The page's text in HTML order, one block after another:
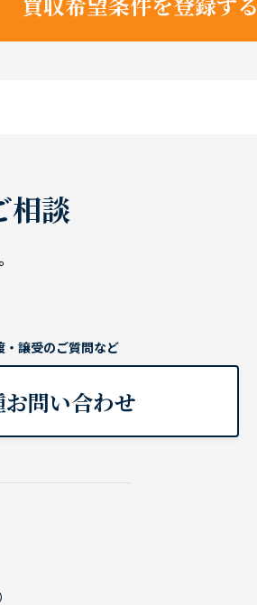
相談
・譲受のご質問など
問い合わせ